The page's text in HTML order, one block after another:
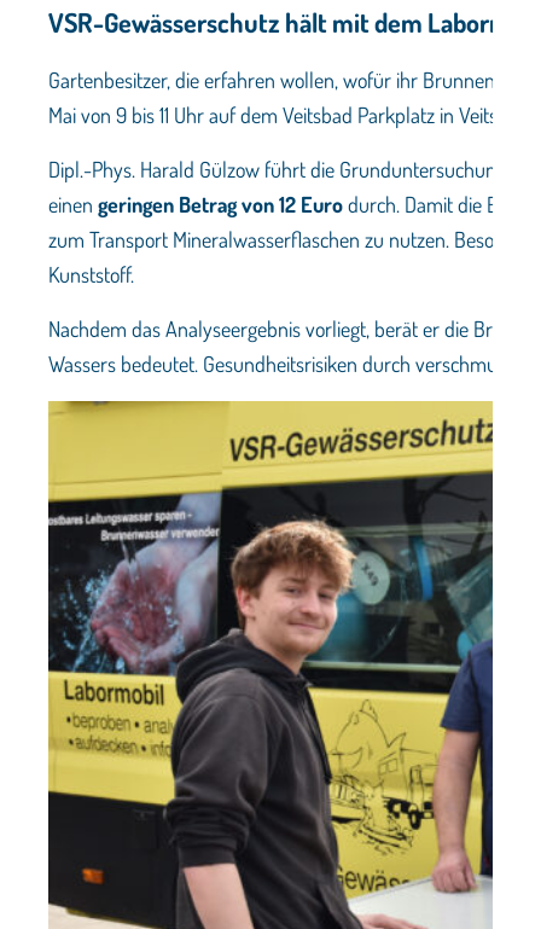
VSR-Gewässerschutz hält mit dem
Gartenbesitzer, die erfahren wollen, wofür ihr
Mai von 9 bis 11 Uhr auf dem Veitsbad Parkplatz in
Dipl.-Phys. Harald Gülzow führt die Grunduntersuchung
einen geringen Betragvon 12 Eurodurch. Damit die
zum Transport Mineralwasserflaschen zu nutzen.
Kunststoff.
Nachdem das Analyseergebnis vorliegt, berät er die
Wassers bedeutet. Gesundheitsrisiken durch